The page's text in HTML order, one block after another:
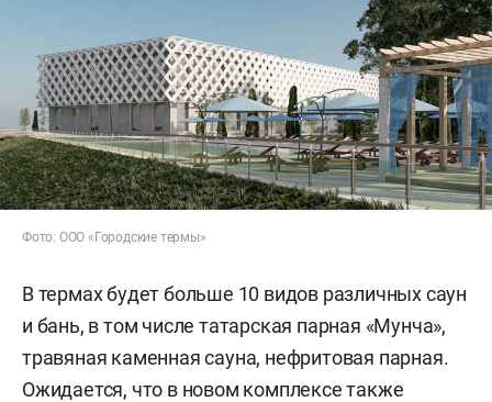
Фото: ООО «Городские термы»
В термах будет больше 10 видов различных саун
и бань, в том числе татарская парная «Мунча»,
травяная каменная сауна, нефритовая парная.
Ожидается, что в новом комплексе также